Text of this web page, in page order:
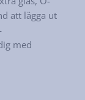
att lägga ut
med